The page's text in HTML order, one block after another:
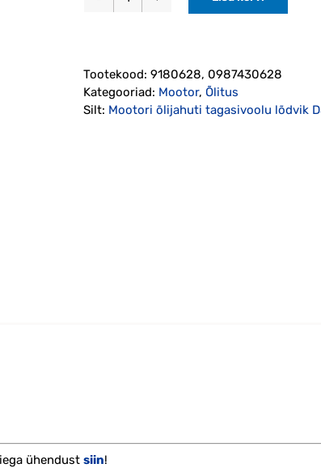
Mootori
D5252T
mootorile
(9180628)
Tootekood: 9180628, 0987430628
Kategooriad: Mootor, Õlitus
Silt: Mootori õlijahuti tagasivoolu lõdvik
ühendust siin!